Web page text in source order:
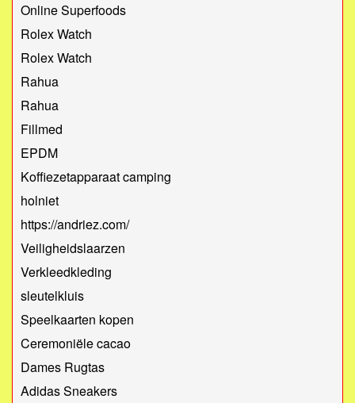
Online Superfoods
Rolex Watch
Rolex Watch
Rahua
Rahua
Fillmed
EPDM
Koffiezetapparaat camping
holniet
https://andriez.com/
Veiligheidslaarzen
Verkleedkleding
sleutelkluis
Speelkaarten kopen
Ceremoniële cacao
Dames Rugtas
Adidas Sneakers